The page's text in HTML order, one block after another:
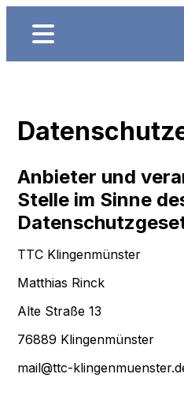
Anbieter und
Stelle im Sinne
TTC Klingenmünster
Matthias Rinck
Alte Straße 13
76889 Klingenmünster
mail@ttc-